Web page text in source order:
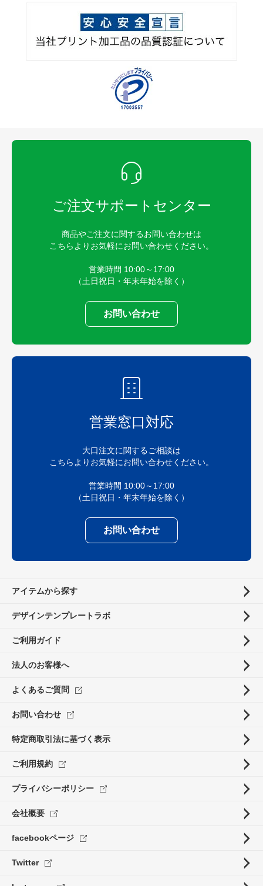
ご注文サポートセンター
商品やご注文に関するお問い合わせは
こちらよりお気軽にお問い合わせください。
営業時間 10:00～17:00
（土日祝日・年末年始を除く）
お問い合わせ
営業窓口対応
大口注文に関するご相談は
こちらよりお気軽にお問い合わせください。
営業時間 10:00～17:00
（土日祝日・年末年始を除く）
お問い合わせ
アイテムから探す
デザインテンプレートラボ
ご利用ガイド
法人のお客様へ
よくあるご質問
お問い合わせ
特定商取引法に基づく表示
ご利用規約
プライバシーポリシー
会社概要
facebookページ
Twitter